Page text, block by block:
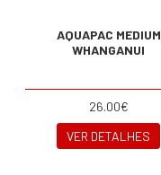
AQUAPAC MEDIUM
WHANGANUI
26.00€
VER DETALHES